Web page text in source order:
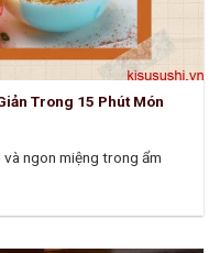
Trong 15 Phút Món
ngon miệng trong ẩm